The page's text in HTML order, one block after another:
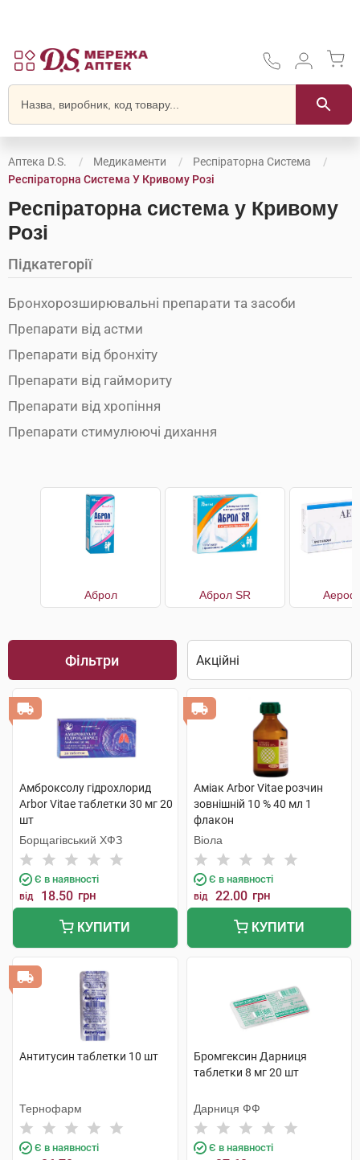
Аптека D.S. Медикаменти
Респіраторна Система
Респіраторна Система У Кривому Розі
Респіраторна система у Кривому
Розі
Підкатегорії
Бронхорозширювальні препарати та засоби
Препарати від астми
Препарати від бронхіту
Препарати від гаймориту
Препарати від хропіння
Препарати стимулюючі дихання
Аброл Аброл SR
Фільтри
Амброксолу гідрохлорид
Arbor Vitae таблетки 30 мг 20
шт
Борщагівський ХФЗ
Є в наявності
від 18.50 грн
КУПИТИ
Аміак Arbor Vitae розчин
зовнішній 10 % 40 мл 1
флакон
Віола
Є в наявності
від 22.00 грн
КУПИТИ
Антитусин таблетки 10 шт
Тернофарм
Є в наявності
Бромгексин Дарниця
таблетки 8 мг 20 шт
Дарниця ФФ
Є в наявності